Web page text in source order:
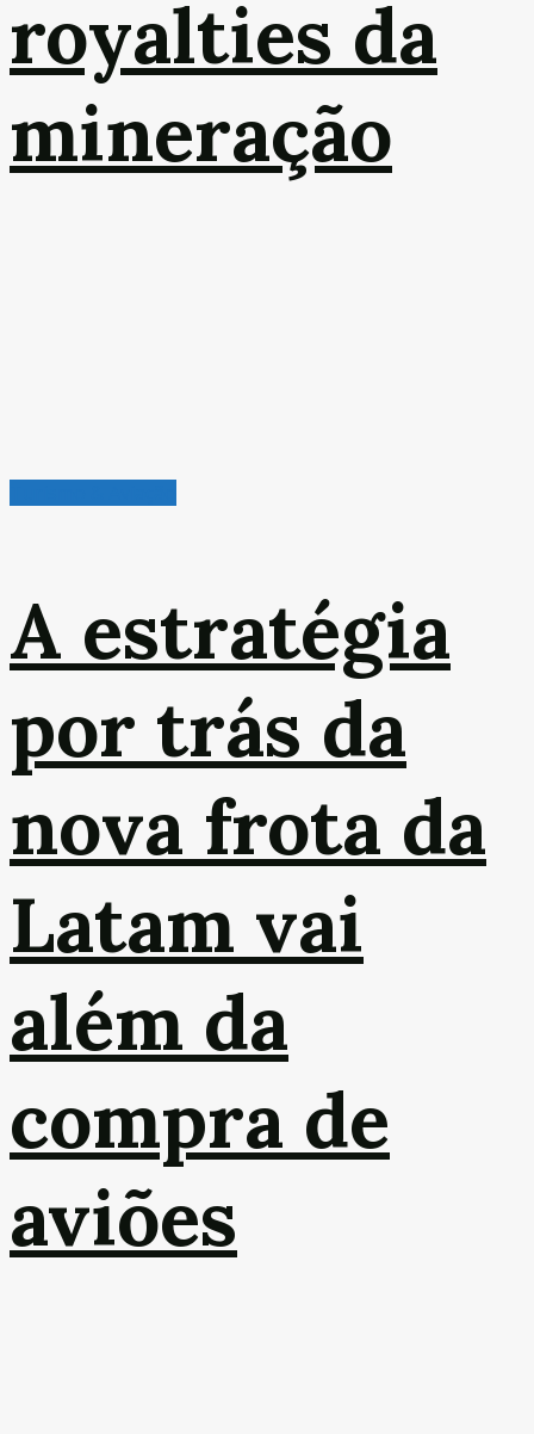
royalties da
mineração
A estratégia
por trás da
nova frota da
Latam vai
além da
compra de
aviões